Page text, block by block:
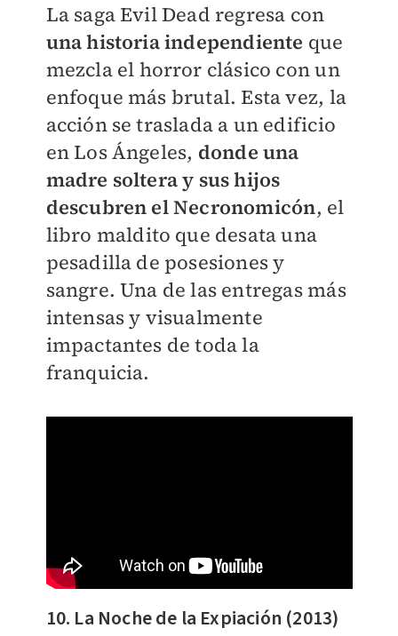
La saga Evil Dead regresa con
una historia independiente que
mezcla el horror clásico con un
enfoque más brutal. Esta vez, la
acción se traslada a un edificio
en Los Ángeles, donde una
madre soltera y sus hijos
descubren el Necronomicón, el
libro maldito que desata una
pesadilla de posesiones y
sangre. Una de las entregas más
intensas y visualmente
impactantes de toda la
franquicia.
10. La Noche de la Expiación (2013)